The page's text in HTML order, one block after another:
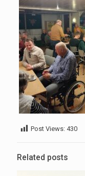
Post Views: 430
Related posts